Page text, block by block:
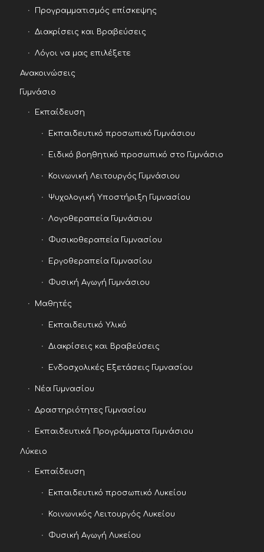
Προγραμματισμός επίσκεψης
Διακρίσεις και Βραβεύσεις
Λόγοι να μας επιλέξετε
Ανακοινώσεις
Γυμνάσιο
Εκπαίδευση
Εκπαιδευτικό προσωπικό Γυμνάσιου
Ειδικό βοηθητικό προσωπικό στο Γυμνάσιο
Κοινωνική Λειτουργός Γυμνάσιου
Ψυχολογική Υποστήριξη Γυμνασίου
Λογοθεραπεία Γυμνάσιου
Φυσικοθεραπεία Γυμνασίου
Εργοθεραπεία Γυμνασίου
Φυσική Αγωγή Γυμνάσιου
Μαθητές
Εκπαιδευτικό Υλικό
Διακρίσεις και Βραβεύσεις
Ενδοσχολικές Εξετάσεις Γυμνασίου
Νέα Γυμνασίου
Δραστηριότητες Γυμνασίου
Εκπαιδευτικά Προγράμματα Γυμνάσιου
Λύκειο
Εκπαίδευση
Εκπαιδευτικό προσωπικό Λυκείου
Κοινωνικός Λειτουργός Λυκείου
Φυσική Αγωγή Λυκείου